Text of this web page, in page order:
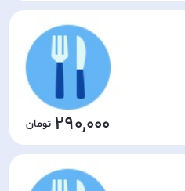
290,000